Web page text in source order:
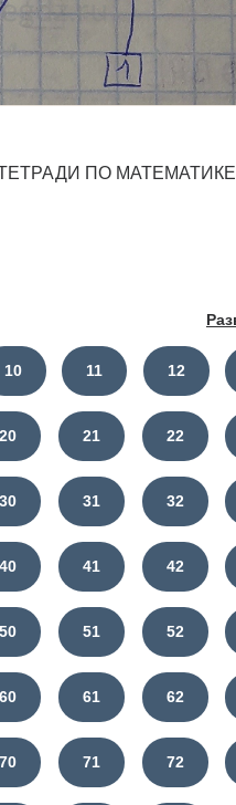
ПО МАТЕМАТИКЕ
10 11 12
20 21 22
30 31 32
40 41 42
50 51 52
60 61 62
70 71 72